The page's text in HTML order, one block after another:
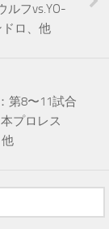
ルフvs.YO-
ドロ、他
第8〜11試合
プロレス